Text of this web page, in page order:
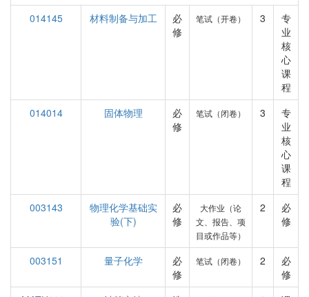
014145 材料制备与加工
必
修
笔试（开卷） 3
专
业
核
心
课
程
014014
固体物理
必
修
笔试（闭卷） 3
专
业
核
心
课
程
003143
物理化学基础实
验(下)
必
修
大作业（论
文、报告、项
目或作品等）
2
必
修
003151 量子化学
必
修
笔试（闭卷） 2
必
修